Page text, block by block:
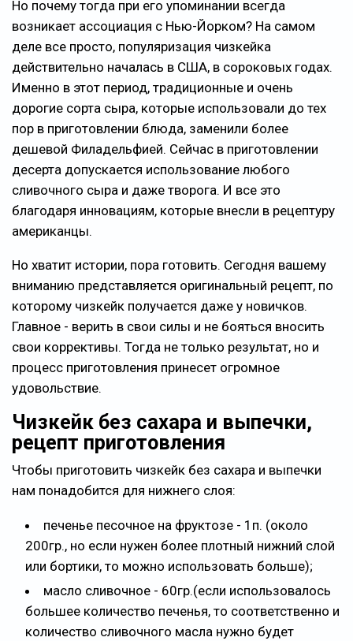
Но почему тогда при его упоминании всегда
возникает ассоциация с Нью-Йорком? На самом
деле все просто, популяризация чизкейка
действительно началась в США, в сороковых годах.
Именно в этот период, традиционные и очень
дорогие сорта сыра, которые использовали до тех
пор в приготовлении блюда, заменили более
дешевой Филадельфией. Сейчас в приготовлении
десерта допускается использование любого
сливочного сыра и даже творога. И все это
благодаря инновациям, которые внесли в рецептуру
американцы.
Но хватит истории, пора готовить. Сегодня вашему
вниманию представляется оригинальный рецепт, по
которому чизкейк получается даже у новичков.
Главное - верить в свои силы и не бояться вносить
свои коррективы. Тогда не только результат, но и
процесс приготовления принесет огромное
удовольствие.
Чизкейк без сахара и выпечки,
рецепт приготовления
Чтобы приготовить чизкейк без сахара и выпечки
нам понадобится для нижнего слоя:
печенье песочное на фруктозе - 1п. (около
200гр., но если нужен более плотный нижний слой
или бортики, то можно использовать больше);
масло сливочное - 60гр.(если использовалось
большее количество печенья, то соответственно и
количество сливочного масла нужно будет